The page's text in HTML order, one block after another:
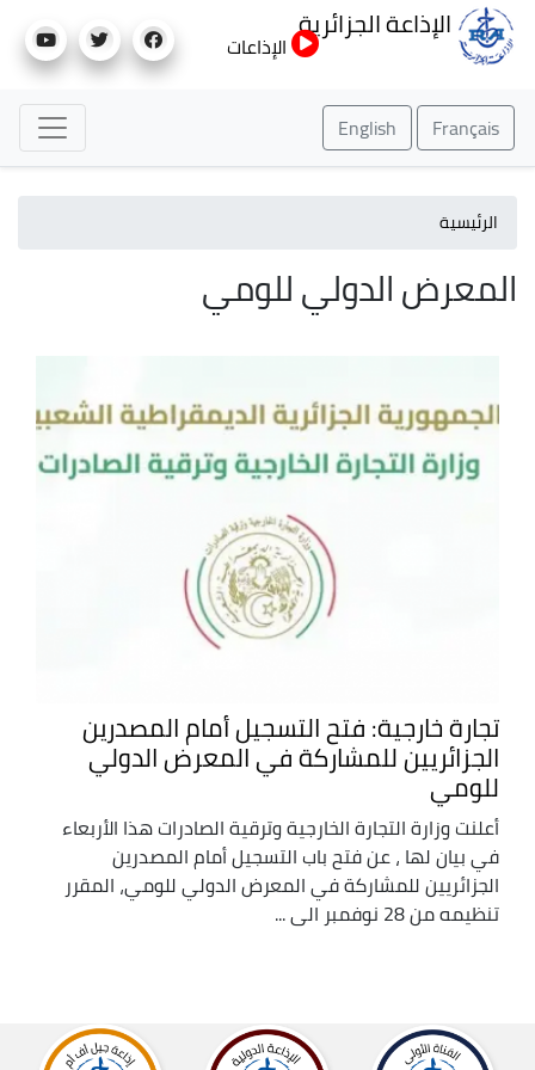
إلى
الإذاعة الجزائرية
الإذاعات
Français
English
الرئيسية
المعرض الدولي للومي
تجارة خارجية: فتح التسجيل أمام المصدرين
الجزائريين للمشاركة في المعرض الدولي
للومي
أعلنت وزارة التجارة الخارجية وترقية الصادرات هذا الأربعاء
في بيان لها ، عن فتح باب التسجيل أمام المصدرين
الجزائريين للمشاركة في المعرض الدولي للومي، المقرر
تنظيمه من 28 نوفمبر الى ...